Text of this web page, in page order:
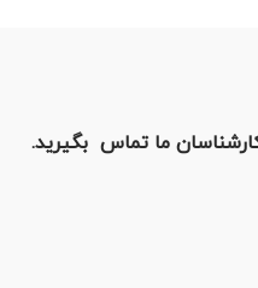
ما تماس بگیرید.